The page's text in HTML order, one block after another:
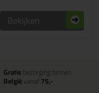
Bekijken
Gratisbezorging binnen
Belgiëvanaf75,-